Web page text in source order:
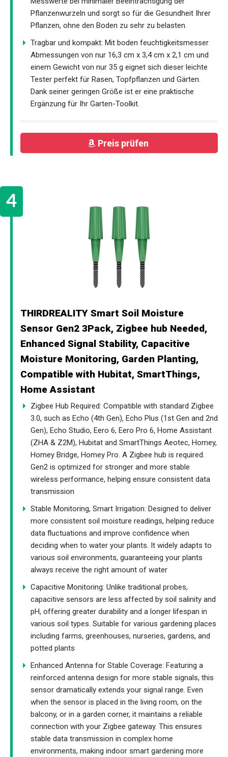
Pflanzenwurzeln und sorgt so für die Gesundheit Ihrer
Pflanzen, ohne den Boden zu sehr zu belasten.
Tragbar und kompakt: Mit boden feuchtigkeitsmesser
Abmessungen von nur 16,3 cm x 3,4 cm x 2,1 cm und
einem Gewicht von nur 35 g eignet sich dieser leichte
Tester perfekt für Rasen, Topfpflanzen und Gärten.
Dank seiner geringen Größe ist er eine praktische
Ergänzung für Ihr Garten-Toolkit.
Preis prüfen
THIRDREALITY Smart Soil Moisture
Sensor Gen2 3Pack, Zigbee hub Needed,
Enhanced Signal Stability, Capacitive
Moisture Monitoring, Garden Planting,
Compatible with Hubitat, SmartThings,
Home Assistant
Zigbee Hub Required: Compatible with standard Zigbee
3.0, such as Echo (4th Gen), Echo Plus (1st Gen and 2nd
Gen), Echo Studio, Eero 6, Eero Pro 6, Home Assistant
(ZHA & Z2M), Hubitat and SmartThings Aeotec, Homey,
Homey Bridge, Homey Pro. A Zigbee hub is required.
Gen2 is optimized for stronger and more stable
wireless performance, helping ensure consistent data
transmission
Stable Monitoring, Smart Irrigation: Designed to deliver
more consistent soil moisture readings, helping reduce
data fluctuations and improve confidence when
deciding when to water your plants. It widely adapts to
various soil environments, guaranteeing your plants
always receive the right amount of water
Capacitive Monitoring: Unlike traditional probes,
capacitive sensors are less affected by soil salinity and
pH, offering greater durability and a longer lifespan in
various soil types. Suitable for various gardening places
including farms, greenhouses, nurseries, gardens, and
potted plants
Enhanced Antenna for Stable Coverage: Featuring a
reinforced antenna design for more stable signals, this
sensor dramatically extends your signal range. Even
when the sensor is placed in the living room, on the
balcony, or in a garden corner, it maintains a reliable
connection with your Zigbee gateway. This ensures
stable data transmission in complex home
environments, making indoor smart gardening more